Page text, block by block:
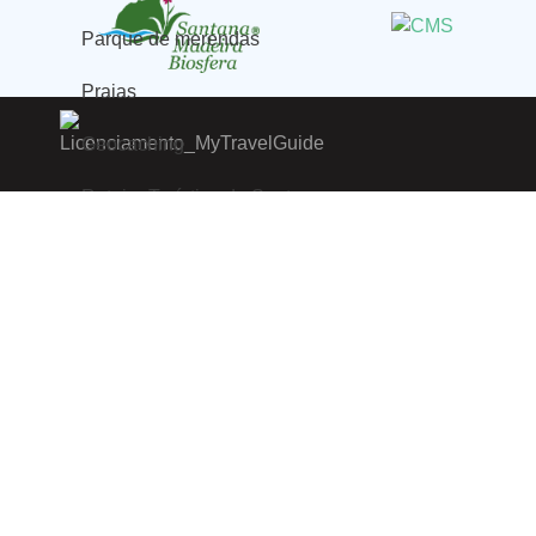
Parque de merendas
Praias
Geocaching
Roteiro Turístico de Santana